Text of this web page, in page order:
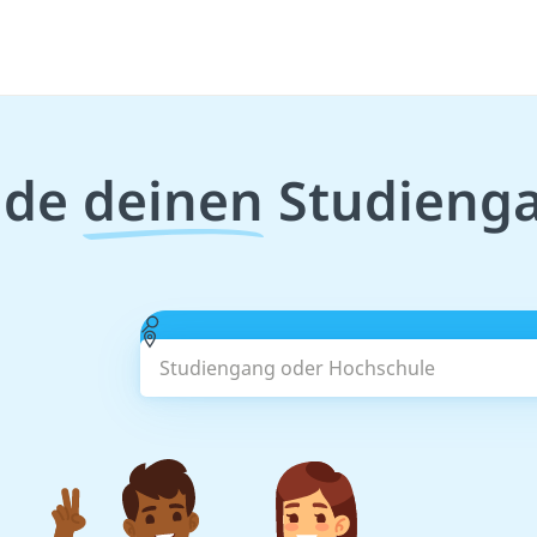
deinen
Studiengang oder Hochschule